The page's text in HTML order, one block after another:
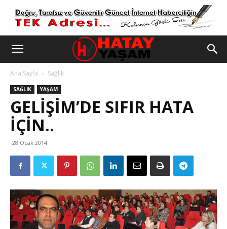
Ana Sayfa Sağlık
SAĞLIK YAŞAM
GELIŞIM’DE SIFIR HATA
İÇIN..
28 Ocak 2014